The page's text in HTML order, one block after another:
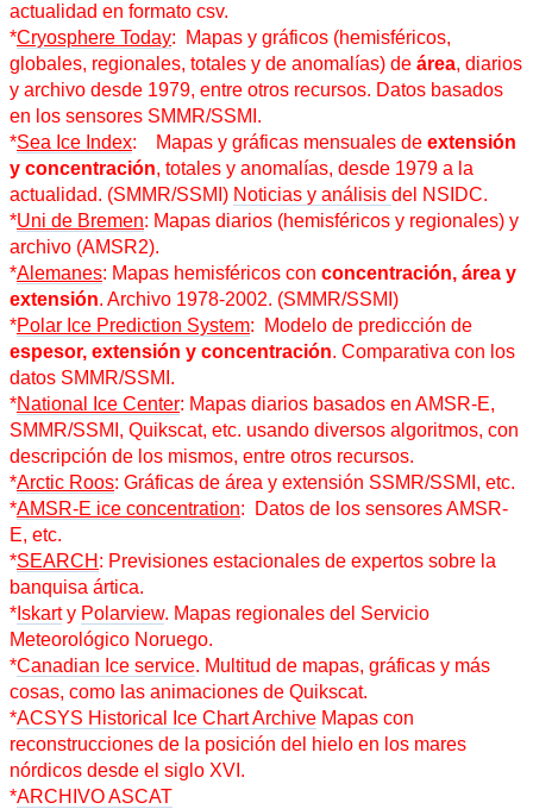
actualidad en formato csv.
*Cryosphere Today: Mapas y gráficos (hemisféricos,
globales, regionales, totales y de anomalías) de área, diarios
y archivo desde 1979, entre otros recursos. Datos basados
en los sensores SMMR/SSMI.
*Sea Ice Index: Mapas y gráficas mensuales de extensión
y concentración, totales y anomalías, desde 1979 a la
actualidad. (SMMR/SSMI) Noticias y análisis del NSIDC.
*Uni de Bremen: Mapas diarios (hemisféricos y regionales) y
archivo (AMSR2).
*Alemanes: Mapas hemisféricos con concentración, área y
extensión. Archivo 1978-2002. (SMMR/SSMI)
*Polar Ice Prediction System: Modelo de predicción de
espesor, extensión y concentración. Comparativa con los
datos SMMR/SSMI.
*National Ice Center: Mapas diarios basados en AMSR-E,
SMMR/SSMI, Quikscat, etc. usando diversos algoritmos, con
descripción de los mismos, entre otros recursos.
*Arctic Roos: Gráficas de área y extensión SSMR/SSMI, etc.
*AMSR-E ice concentration: Datos de los sensores AMSR-
E, etc.
*SEARCH : Previsiones estacionales de expertos sobre la
banquisa ártica.
* Iskarty Polarview. Mapas regionales del Servicio
Meteorológico Noruego.
*Canadian Ice service. Multitud de mapas, gráficas y más
cosas, como las animaciones de Quikscat.
*ACSYS Historical Ice Chart Archive Mapas con
reconstrucciones de la posición del hielo en los mares
nórdicos desde el siglo XVI.
*ARCHIVO ASCAT